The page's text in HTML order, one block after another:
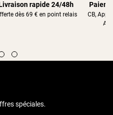
rapide 24/48h
dès 69 € en point relais
CB,
spéciales.